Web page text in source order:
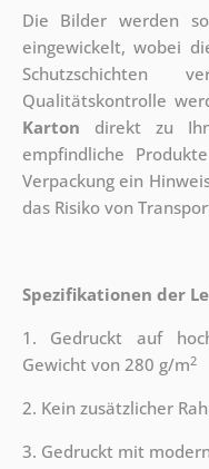
Die Bilder werden
eingewickelt, wobei
Schutzschichten
Qualitätskontrolle
Karton direkt zu
empfindliche
Verpackung ein
das Risiko von
Spezifikationen der
1. Gedruckt auf
Gewicht von 280 g/m2
2. Kein zusätzlicher
3. Gedruckt mit